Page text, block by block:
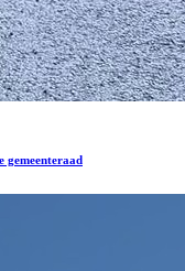
gemeenteraad